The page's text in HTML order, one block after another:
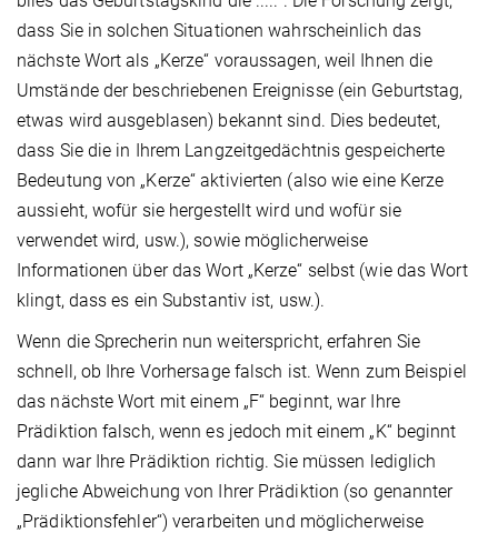
dass Sie in solchen Situationen wahrscheinlich das
nächste Wort als „Kerze“ voraussagen, weil Ihnen die
Umstände der beschriebenen Ereignisse (ein Geburtstag,
etwas wird ausgeblasen) bekannt sind. Dies bedeutet,
dass Sie die in Ihrem Langzeitgedächtnis gespeicherte
Bedeutung von „Kerze“ aktivierten (also wie eine Kerze
aussieht, wofür sie hergestellt wird und wofür sie
verwendet wird, usw.), sowie möglicherweise
Informationen über das Wort „Kerze“ selbst (wie das Wort
klingt, dass es ein Substantiv ist, usw.).
Wenn die Sprecherin nun weiterspricht, erfahren Sie
schnell, ob Ihre Vorhersage falsch ist. Wenn zum Beispiel
das nächste Wort mit einem „F“ beginnt, war Ihre
Prädiktion falsch, wenn es jedoch mit einem „K“ beginnt
dann war Ihre Prädiktion richtig. Sie müssen lediglich
jegliche Abweichung von Ihrer Prädiktion (so genannter
„Prädiktionsfehler“) verarbeiten und möglicherweise